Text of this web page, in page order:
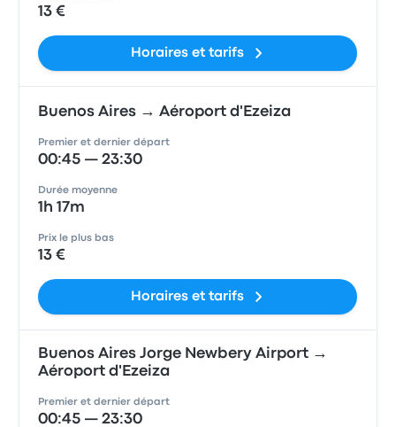
13 €
Horaires et tarifs
Buenos Aires → Aéroport d'Ezeiza
Premier et dernier départ
00:45 — 23:30
Durée moyenne
1h 17m
Prix le plus bas
13 €
Horaires et tarifs
Buenos Aires Jorge Newbery Airport →
Aéroport d'Ezeiza
Premier et dernier départ
00:45 — 23:30